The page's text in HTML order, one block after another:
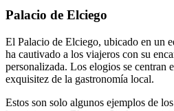
Palacio de Elciego
El Palacio de Elciego, ubicado en un
ha cautivado a los viajeros con su
personalizada. Los elogios se centran
exquisitez de la gastronomía local.
Estos son solo algunos ejemplos de